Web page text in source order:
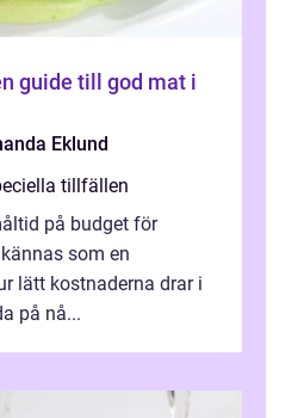
Eklund
tillfällen
på budget för
som en
lätt kostnaderna drar i
på nå...